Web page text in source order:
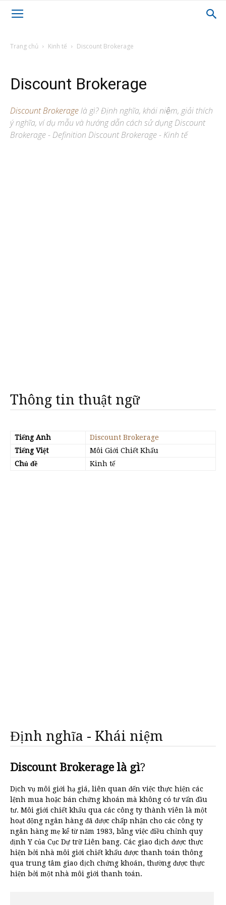
Trang chủ Kinh tế Discount Brokerage
Discount Brokerage
Discount Brokeragelà gì? Định nghĩa, khái niệm, giải thích
ý nghĩa, ví dụ mẫu và hướng dẫn cách sử dụng Discount
Brokerage - Definition Discount Brokerage - Kinh tế
Thông tin thuật ngữ
Tiếng Anh
Discount Brokerage
Tiếng Việt
Môi Giới Chiết Khấu
Chủ đề
Kinh tế
Định nghĩa - Khái niệm
Discount Brokerage là gì?
Dịch vụ môi giới hạ giá, liên quan đến việc thực hiện các
lệnh mua hoặc bán chứng khoán mà không có tư vấn đầu
tư. Môi giới chiết khấu qua các công ty thành viên là một
hoạt động ngân hàng đã được chấp nhận cho các công ty
ngân hàng mẹ kể từ năm 1983, bằng việc điều chỉnh quy
định Y của Cục Dự trữ Liên bang. Các giao dịch được thực
hiện bởi nhà môi giới chiết khấu được thanh toán thông
qua trung tâm giao dịch chứng khoán, thường được thực
hiện bởi một nhà môi giới thanh toán.